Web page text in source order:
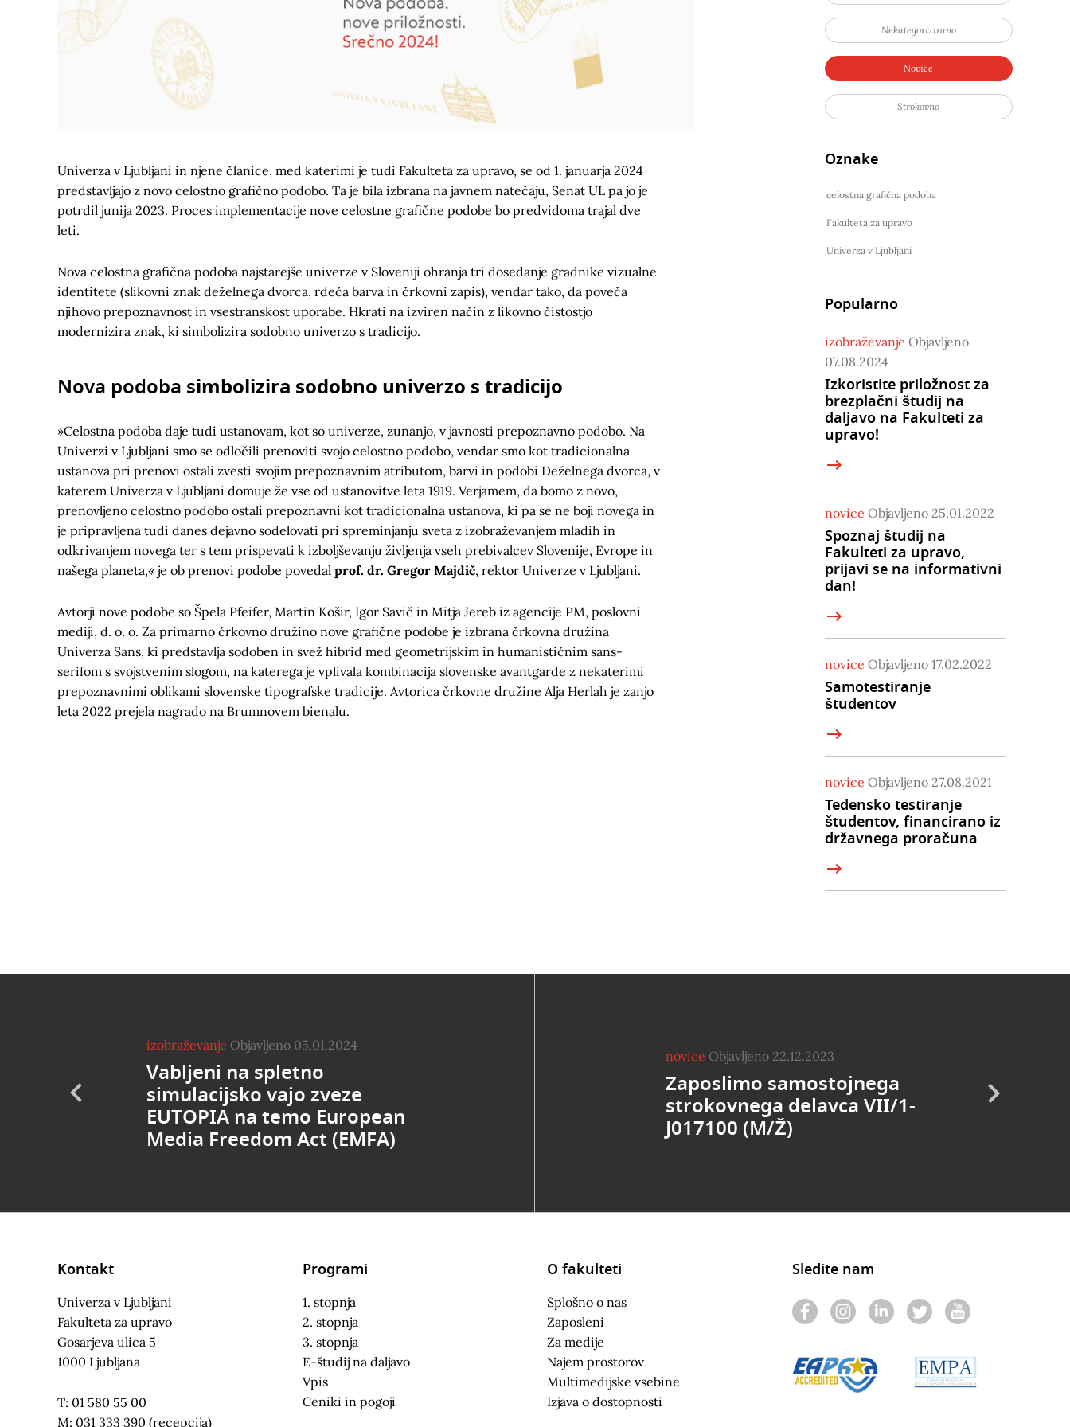
Nekategorizirano
Novice
Strokovno
Oznake
celostna grafična podoba
Fakulteta za upravo
Univerza v Ljubljani
Popularno
izobraževanje Objavljeno
07.08.2024
Izkoristite priložnost za
brezplačni študij na
daljavo na Fakulteti za
upravo!
novice Objavljeno 25.01.2022
Spoznaj študij na
Fakulteti za upravo,
prijavi se na informativni
dan!
novice Objavljeno 17.02.2022
Samotestiranje
študentov
novice Objavljeno 27.08.2021
Tedensko testiranje
študentov, financirano iz
državnega proračuna
Univerza v Ljubljani in njene članice, med katerimi je tudi Fakulteta za upravo, se od 1. januarja 2024
predstavljajo z novo celostno grafično podobo. Ta je bila izbrana na javnem natečaju, Senat UL pa jo je
potrdil junija 2023. Proces implementacije nove celostne grafične podobe bo predvidoma trajal dve
leti.
Nova celostna grafična podoba najstarejše univerze v Sloveniji ohranja tri dosedanje gradnike vizualne
identitete (slikovni znak deželnega dvorca, rdeča barva in črkovni zapis), vendar tako, da poveča
njihovo prepoznavnost in vsestranskost uporabe. Hkrati na izviren način z likovno čistostjo
modernizira znak, ki simbolizira sodobno univerzo s tradicijo.
Nova podoba simbolizira sodobno univerzo s tradicijo
»Celostna podoba daje tudi ustanovam, kot so univerze, zunanjo, v javnosti prepoznavno podobo. Na
Univerzi v Ljubljani smo se odločili prenoviti svojo celostno podobo, vendar smo kot tradicionalna
ustanova pri prenovi ostali zvesti svojim prepoznavnim atributom, barvi in podobi Deželnega dvorca, v
katerem Univerza v Ljubljani domuje že vse od ustanovitve leta 1919. Verjamem, da bomo z novo,
prenovljeno celostno podobo ostali prepoznavni kot tradicionalna ustanova, ki pa se ne boji novega in
je pripravljena tudi danes dejavno sodelovati pri spreminjanju sveta z izobraževanjem mladih in
odkrivanjem novega ter s tem prispevati k izboljševanju življenja vseh prebivalcev Slovenije, Evrope in
našega planeta,« je ob prenovi podobe povedal prof. dr. Gregor Majdič, rektor Univerze v Ljubljani.
Avtorji nove podobe so Špela Pfeifer, Martin Košir, Igor Savič in Mitja Jereb iz agencije PM, poslovni
mediji, d. o. o. Za primarno črkovno družino nove grafične podobe je izbrana črkovna družina
Univerza Sans, ki predstavlja sodoben in svež hibrid med geometrijskim in humanističnim sans-
serifom s svojstvenim slogom, na katerega je vplivala kombinacija slovenske avantgarde z nekaterimi
prepoznavnimi oblikami slovenske tipografske tradicije. Avtorica črkovne družine Alja Herlah je zanjo
leta 2022 prejela nagrado na Brumnovem bienalu.
izobraževanje Objavljeno 05.01.2024
Vabljeni na spletno
simulacijsko vajo zveze
EUTOPIA na temo European
Media Freedom Act (EMFA)
novice Objavljeno 22.12.2023
Zaposlimo samostojnega
strokovnega delavca VII/1-
J017100 (M/Ž)
Kontakt
Univerza v Ljubljani
Fakulteta za upravo
Gosarjeva ulica 5
1000 Ljubljana
T: 01 580 55 00
M: 031 333 390 (recepcija)
Programi
1. stopnja
2. stopnja
3. stopnja
E-študij na daljavo
Vpis
Ceniki in pogoji
O fakulteti
Splošno o nas
Zaposleni
Za medije
Najem prostorov
Multimedijske vsebine
Izjava o dostopnosti
Sledite nam